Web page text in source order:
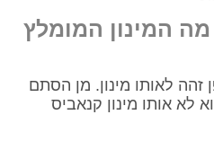
מה המינון המומלץ
זהה לאותו מינון. מן הסתם
לא אותו מינון קנאביס